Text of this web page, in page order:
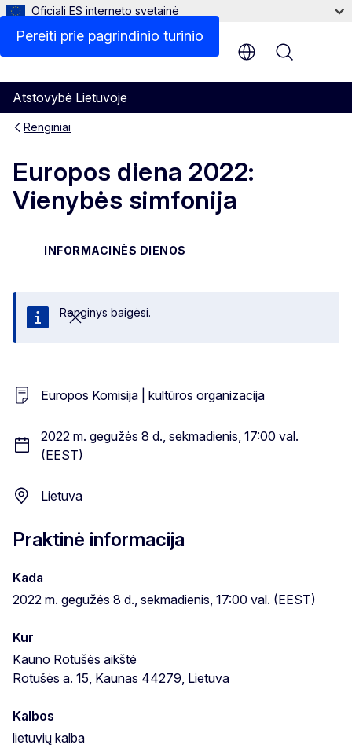
Pereiti prie pagrindinio turinio
Oficiali ES interneto svetainė
Atstovybė Lietuvoje
Menu
Renginiai
Europos diena 2022:
Vienybės simfonija
INFORMACINĖS DIENOS
Uždaryti
Renginys baigėsi.
Europos Komisija | kultūros organizacija
2022 m. gegužės 8 d., sekmadienis, 17:00 val.
(EEST)
Lietuva
Praktinė informacija
Kada
2022 m. gegužės 8 d., sekmadienis, 17:00 val. (EEST)
Kur
Kauno Rotušės aikštė
Rotušės a. 15, Kaunas 44279, Lietuva
Kalbos
lietuvių kalba